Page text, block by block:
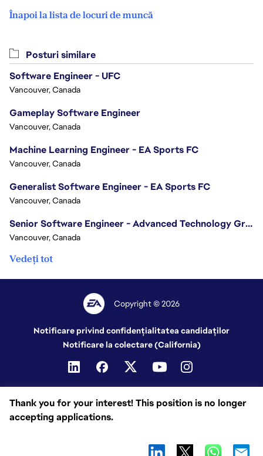
Înapoi la lista de locuri de muncă
Thank you for your interest! This position is no longer
accepting applications.
Posturi similare
Software Engineer - UFC
Vancouver, Canada
Gameplay Software Engineer
Vancouver, Canada
Machine Learning Engineer - EA Sports FC
Vancouver, Canada
Generalist Software Engineer - EA Sports FC
Vancouver, Canada
Senior Software Engineer - Advanced Technology Group
Vancouver, Canada
Vedeți tot
Copyright © 2026
Notificare privind confidențialitatea candidaților
Notificare la colectare (California)